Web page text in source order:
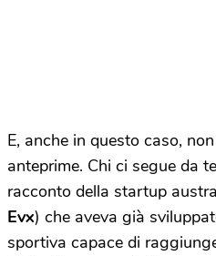
E, anche in questo caso,
anteprime. Chi ci segue da
racconto della startup
Evx) che aveva già
sportiva capace di